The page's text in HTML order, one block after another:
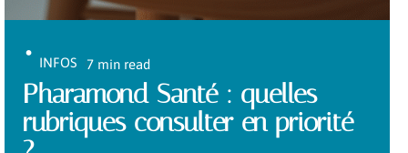
INFOS 7 min read
Pharamond Santé : quelles
rubriques consulter en priorité